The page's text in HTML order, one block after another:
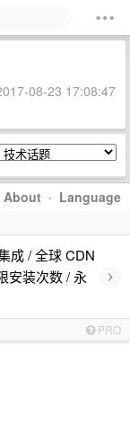
08-23 17:08:47
About · Language
成 / 全球 CDN
安装次数 / 永
›
PRO